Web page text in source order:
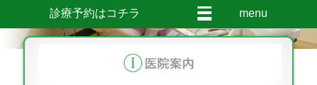
診療予約はコチラ menu